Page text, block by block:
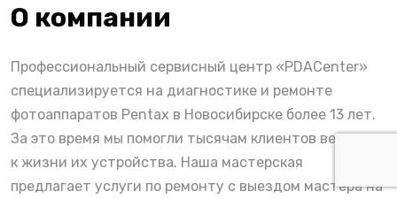
О компании
Профессиональный сервисный центр «PDACenter»
специализируется на диагностике и ремонте
фотоаппаратов Pentax в Новосибирске более 13 лет.
За это время мы помогли тысячам клиентов вернуть
к жизни их устройства. Наша мастерская
предлагает услуги по ремонту с выездом мастера на